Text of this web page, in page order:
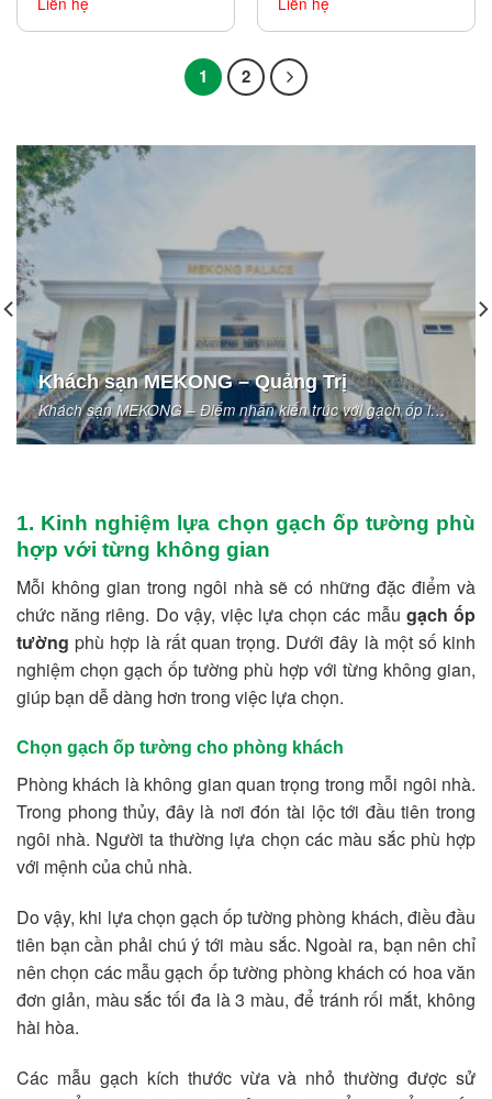
1 2
Khách sạn MEKONG – Quảng Trị
Khách sạn MEKONG – Điểm nhấn kiến trúc với gạch ốp lát
tinh tế từ...
1. Kinh nghiệm lựa chọn gạch ốp tường phù
hợp với từng không gian
Mỗi không gian trong ngôi nhà sẽ có những đặc điểm và
chức năng riêng. Do vậy, việc lựa chọn các mẫu gạch ốp
tườngphù hợp là rất quan trọng. Dưới đây là một số kinh
nghiệm chọn gạch ốp tường phù hợp với từng không gian,
giúp bạn dễ dàng hơn trong việc lựa chọn.
Chọn gạch ốp tường cho phòng khách
Phòng khách là không gian quan trọng trong mỗi ngôi nhà.
Trong phong thủy, đây là nơi đón tài lộc tới đầu tiên trong
ngôi nhà. Người ta thường lựa chọn các màu sắc phù hợp
với mệnh của chủ nhà.
Do vậy, khi lựa chọn gạch ốp tường phòng khách, điều đầu
tiên bạn cần phải chú ý tới màu sắc. Ngoài ra, bạn nên chỉ
nên chọn các mẫu gạch ốp tường phòng khách có hoa văn
đơn giản, màu sắc tối đa là 3 màu, để tránh rối mắt, không
hài hòa.
Các mẫu gạch kích thước vừa và nhỏ thường được sử